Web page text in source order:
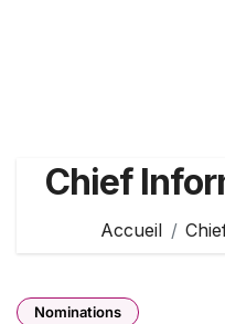
Chief
Accueil
Nominations